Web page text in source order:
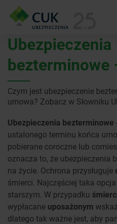
Ubezpieczenia
bezterminowe
Czym jest ubezpieczenie
umowa? Zobacz w Słowniku
Ubezpieczenia bezterminowe
ustalonego terminu końca
pobierane coroczne lub
oznacza to, że ubezpieczenia
na życie. Ochrona przysługuje
śmierci. Najczęściej taka
starszym. W przypadku
wypłacane uposażonym
dlatego tak ważne jest, aby